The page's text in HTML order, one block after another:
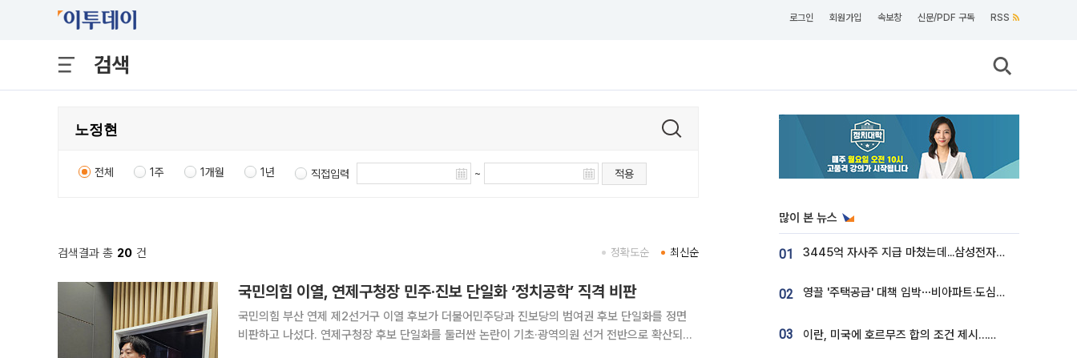
로그인 회원가입 속보창 신문/PDF 구독 RSS
검색
전체 1주 1개월 1년 직접입력 ~ 적용
검색결과 총 20 건 최신순
정확도순
국민의힘 이열, 연제구청장 민주·진보 단일화 ‘정치공학’ 직격 비판
국민의힘 부산 연제 제2선거구 이열 후보가 더불어민주당과 진보당의 범여권 후보 단일화를 정면
비판하고 나섰다. 연제구청장 후보 단일화를 둘러싼 논란이 기초·광역의원 선거 전반으로 확산되는
많이 본 뉴스
01 3445억 자사주 지급 마쳤는데...삼성전자 DX노조, 뒤늦은 '떼쓰기 집회'
02 영끌 '주택공급' 대책 임박⋯비아파트·도심복합까지 총동원
03 이란, 미국에 호르무즈 합의 조건 제시…美 “경기 아직 안 끝나” [종합]